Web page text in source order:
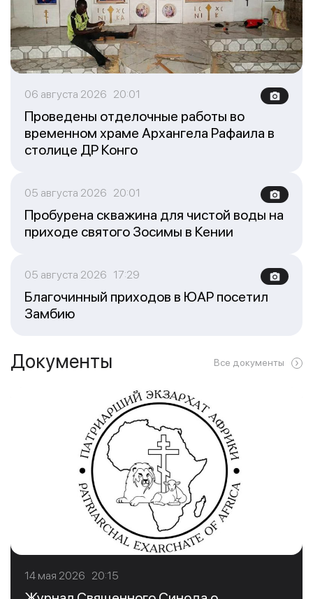
06 августа 2026 20:01
Проведены отделочные работы во
временном храме Архангела Рафаила в
столице ДР Конго
05 августа 2026 20:01
Пробурена скважина для чистой воды на
приходе святого Зосимы в Кении
05 августа 2026 17:29
Благочинный приходов в ЮАР посетил
Замбию
Документы Все документы
14 мая 2026 20:15